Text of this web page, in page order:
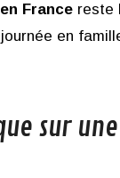
France reste
en
sur